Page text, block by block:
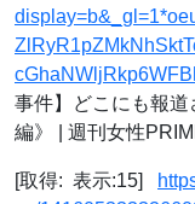
事件】どこにも報
編》 | 週刊女性
[取得: 表示:15]